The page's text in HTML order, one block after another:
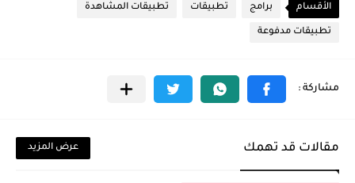
الأقسام برامج تطبيقات تطبيقات المشاهدة
تطبيقات مدفوعة
مقالات قد تهمك عرض المزيد